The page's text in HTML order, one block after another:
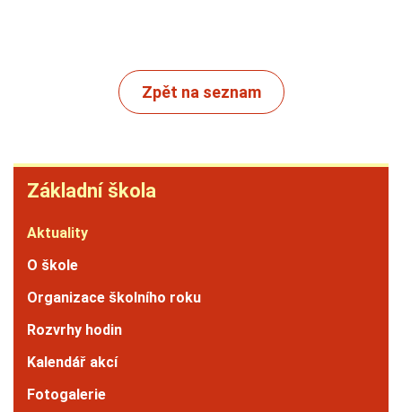
Základní
škola
Základní škola
Aktuality
O škole
Organizace školního roku
Rozvrhy hodin
Kalendář akcí
Fotogalerie
Zpět na seznam